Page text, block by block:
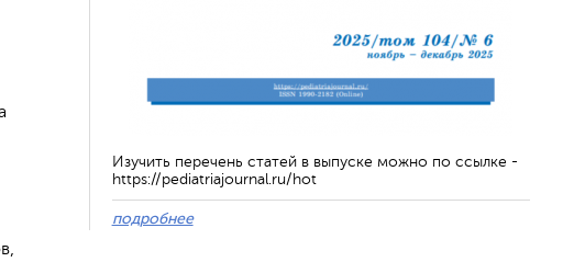
Изучить перечень статей в выпуске можно по ссылке -
https://pediatriajournal.ru/hot
подробнее
связь